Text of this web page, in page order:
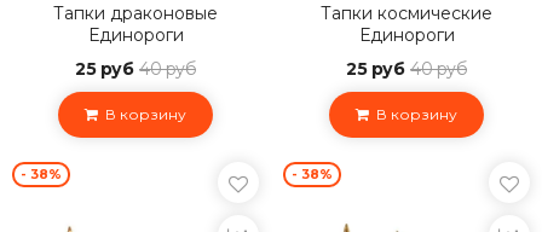
Тапки драконовые
Единороги
25 руб 40 руб
В корзину
Тапки космические
Единороги
25 руб 40 руб
В корзину
- 38% - 38%